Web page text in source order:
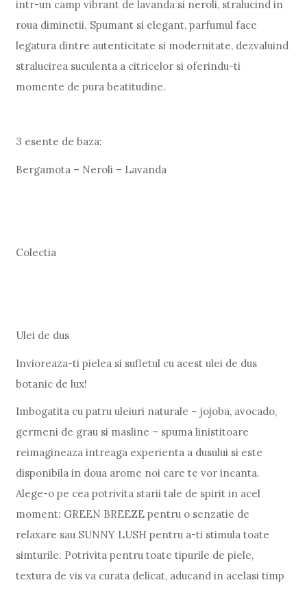
intr-un camp vibrant de lavanda si neroli, stralucind in
roua diminetii. Spumant si elegant, parfumul face
legatura dintre autenticitate si modernitate, dezvaluind
stralucirea suculenta a citricelor si oferindu-ti
momente de pura beatitudine.
3 esente de baza:
Bergamota – Neroli – Lavanda
Colectia
Ulei de dus
Invioreaza-ti pielea si sufletul cu acest ulei de dus
botanic de lux!
Imbogatita cu patru uleiuri naturale – jojoba, avocado,
germeni de grau si masline – spuma linistitoare
reimagineaza intreaga experienta a dusului si este
disponibila in doua arome noi care te vor incanta.
Alege-o pe cea potrivita starii tale de spirit in acel
moment: GREEN BREEZE pentru o senzatie de
relaxare sau SUNNY LUSH pentru a-ti stimula toate
simturile. Potrivita pentru toate tipurile de piele,
textura de vis va curata delicat, aducand in acelasi timp